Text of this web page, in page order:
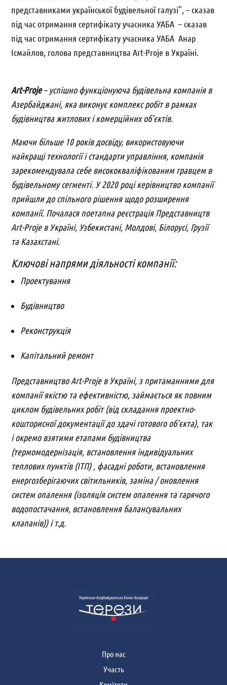
представниками української будівельної галузі”, – сказав
під час отримання сертифікату учасника УАБА – сказав
під час отримання сертифікату учасника УАБА Анар
Ісмайлов, голова представництва Art-Proje в Україні.
Art-Proje– успішно функціонуюча будівельна компанія в
Азербайджані, яка виконує комплекс робіт в рамках
будівництва житлових і комерційних об’єктів.
Маючи більше 10 років досвіду, використовуючи
найкращі технології і стандарти управління, компанія
зарекомендувала себе висококваліфікованим гравцем в
будівельному сегменті. У 2020 році керівництво компанії
прийшли до спільного рішення щодо розширення
компанії. Почалася поетапна реєстрація Представництв
Art-Proje в Україні, Узбекистані, Молдові, Білорусі, Грузії
та Казахстані.
Ключові напрями діяльності компанії:
Проектування
Будівництво
Реконструкція
Капітальний ремонт
Представництво Art-Proje в Україні, з притаманними для
компанії якістю та ефективністю, займається як повним
циклом будівельних робіт (від складання проектно-
кошторисної документації до здачі готового об’єкта), так
і окремо взятими етапами будівництва
(термомодернізація, встановлення індивідуальних
теплових пунктів (ІТП) , фасадні роботи, встановлення
енергозберігаючих світильників, заміна / оновлення
систем опалення (ізоляція систем опалення та гарячого
водопостачання, встановлення балансувальних
клапанів)) і т.д.
Про нас
Участь